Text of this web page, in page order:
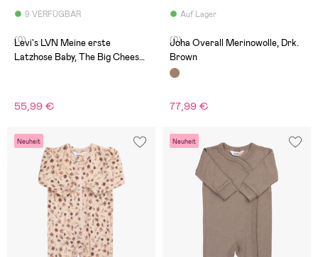
9 VERFÜGBAR
(0)
Levi's LVN Meine erste
Latzhose Baby, The Big Cheese
55,99 €
Auf Lager
(0)
Joha Overall Merinowolle, Drk.
Brown
77,99 €
Neuheit Neuheit